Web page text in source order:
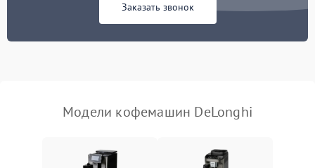
Заказать звонок
Модели кофемашин DeLonghi